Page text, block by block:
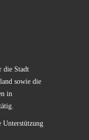
die Stadt
sowie die
in
Unterstützung